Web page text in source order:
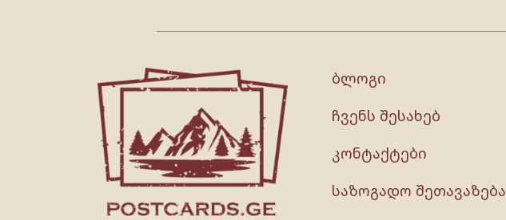
ბლოგი
ჩვენს შესახებ
კონტაქტები
საზოგადო შეთავაზება